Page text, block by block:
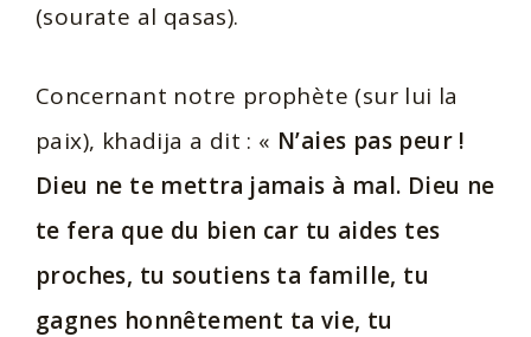
(sourate al qasas).
Concernant notre prophète (sur lui la
paix), khadija a dit : « N’aies pas peur !
Dieu ne te mettra jamais à mal. Dieu ne
te fera que du bien car tu aides tes
proches, tu soutiens ta famille, tu
gagnes honnêtement ta vie, tu